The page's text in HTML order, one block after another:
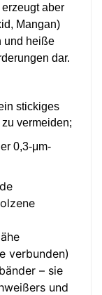
aber
Mangan)
und heiße
dar.
stickiges
vermeiden;
0,3-μm-
verbunden)
– sie
und